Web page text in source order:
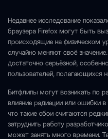
Недавнее исследование
браузера Firefox могут быть
происходящие на физическом
случайно меняют своё
достаточно серьёзной,
пользователей, полагающихся
Битфлипы могут возникать по
влияние радиации или ошибки
что такие сбои считаются
затруднить работу
может занять много времени.